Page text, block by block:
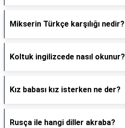
Mikserin Türkçe karşılığı nedir?
Koltuk ingilizcede nasıl okunur?
Kız babası kız isterken ne der?
Rusça ile hangi diller akraba?